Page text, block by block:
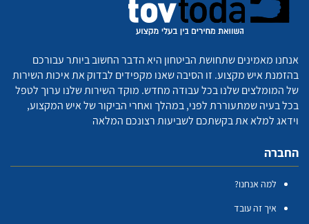
אנחנו מאמינים שתחושת הביטחון היא הדבר החשוב ביותר עבורכם
בהזמנת איש מקצוע. זו הסיבה שאנו מקפידים לבדוק את איכות השירות
של המומלצים שלנו בכל עבודה מחדש. מוקד השירות שלנו ערוך לטפל
בכל בעיה שמתעוררת לפני, במהלך ואחרי הביקור של איש המקצוע,
וידאג למלא את בקשתכם לשביעות רצונכם המלאה
החברה
למה אנחנו?
איך זה עובד